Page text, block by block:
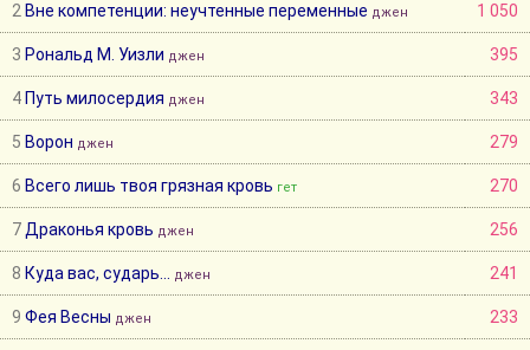
2 Вне компетенции: неучтенные переменные джен 1 050
3 Рональд М. Уизли джен 395
4 Путь милосердия джен 343
5 Ворон джен 279
6 Всего лишь твоя грязная кровь гет 270
7Драконья кровь джен 256
8 Куда вас, сударь... джен 241
9 Фея Весны джен 233